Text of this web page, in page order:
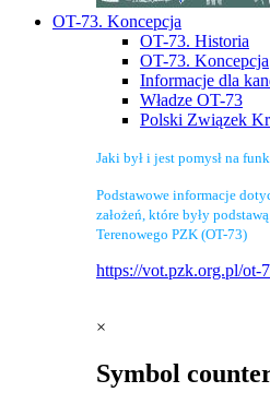
OT-73. Koncepcja
OT-73. Historia
OT-73. Koncepcja
Informacje dla
Władze OT-73
Polski Związek
Jaki był i jest pomysł na
Podstawowe informacje
założeń, które były
Terenowego PZK (OT-73)
https://vot.pzk.org.pl/ot-
×
Symbol